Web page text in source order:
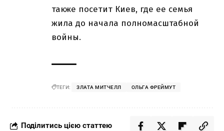
также посетит Киев, где ее семья
жила до начала полномасштабной
войны.
ТЕГИ: ЗЛАТА МИТЧЕЛЛ ОЛЬГА ФРЕЙМУТ
Поділитись цією статтею